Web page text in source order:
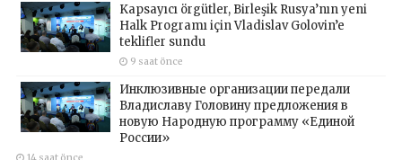
Kapsayıcı örgütler, Birleşik Rusya’nın yeni
Halk Programı için Vladislav Golovin’e
teklifler sundu
9 saat önce
Инклюзивные организации передали
Владиславу Головину предложения в
новую Народную программу «Единой
России»
14 saat önce